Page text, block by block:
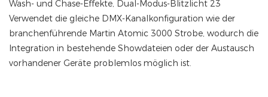
Verwendet die gleiche DMX-Kanalkonfiguration wie der
branchenführende Martin Atomic 3000 Strobe, wodurch die
Integration in bestehende Showdateien oder der Austausch
vorhandener Geräte problemlos möglich ist.